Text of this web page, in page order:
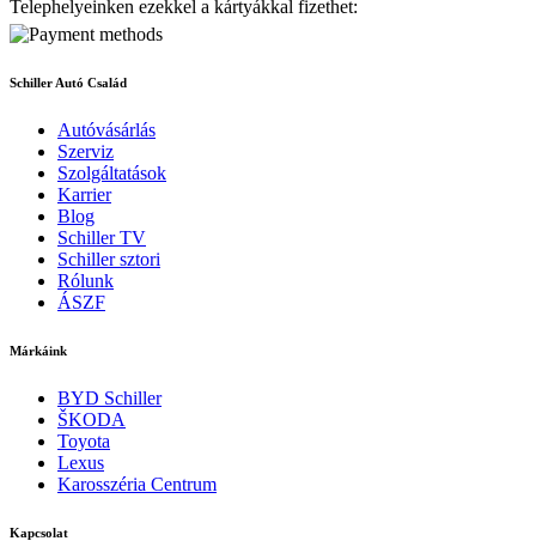
Telephelyeinken ezekkel a kártyákkal fizethet:
Schiller Autó Család
Autóvásárlás
Szerviz
Szolgáltatások
Karrier
Blog
Schiller TV
Schiller sztori
Rólunk
ÁSZF
Márkáink
BYD Schiller
ŠKODA
Toyota
Lexus
Karosszéria Centrum
Kapcsolat